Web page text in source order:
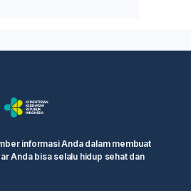
informasi Anda dalam membuat
Anda bisa selalu hidup sehat dan